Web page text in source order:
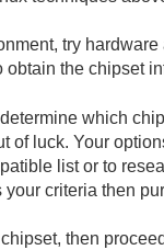
try
obtain the chipset
which
of luck. Your
list or to
criteria then
then